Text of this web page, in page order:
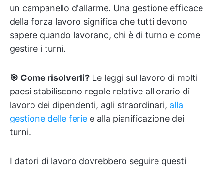
un campanello d'allarme. Una gestione efficace
della forza lavoro significa che tutti devono
sapere quando lavorano, chi è di turno e come
gestire i turni.
🎯 Come risolverli? Le leggi sul lavoro di molti
paesi stabiliscono regole relative all'orario di
lavoro dei dipendenti, agli straordinari, alla
gestione delle ferie e alla pianificazione dei
turni.
I datori di lavoro dovrebbero seguire questi